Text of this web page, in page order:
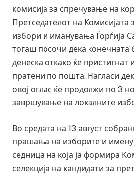
комисија за спречување на
Претседателот на
избори и иманувања Ѓорѓија
тогаш посочи дека конечната
денеска откако ќе пристигнат
пратени по пошта. Нагласи
овој оглас ќе продолжи по 3
завршување на локалните
Во средата на 13 август
прашања на изборите и
седница на која ја формира
селекција на кандидати за